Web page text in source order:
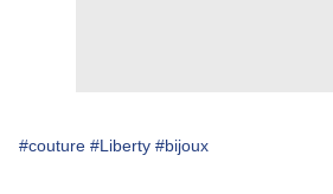
#couture #Liberty #bijoux